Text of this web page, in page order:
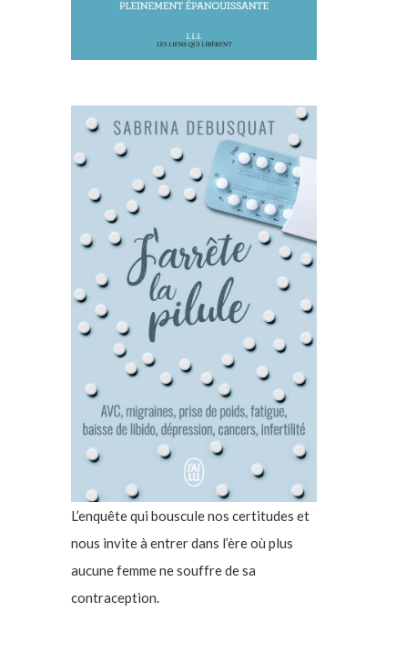
L’enquête qui bouscule nos certitudes et
nous invite à entrer dans l’ère où plus
aucune femme ne souffre de sa
contraception.